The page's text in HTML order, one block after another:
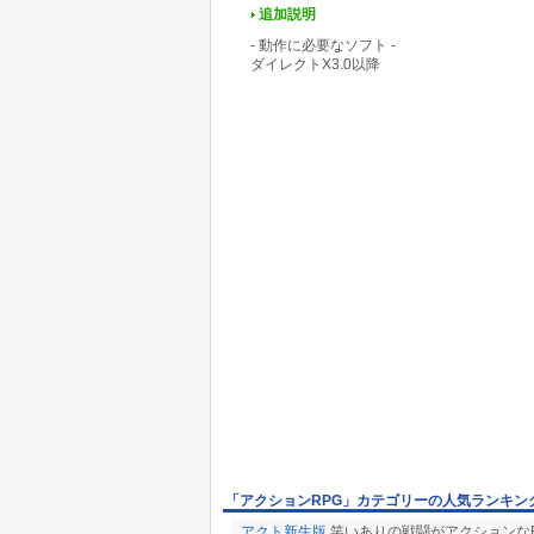
追加説明
- 動作に必要なソフト -
ダイレクトX3.0以降
「アクションRPG」カテゴリーの人気ランキン